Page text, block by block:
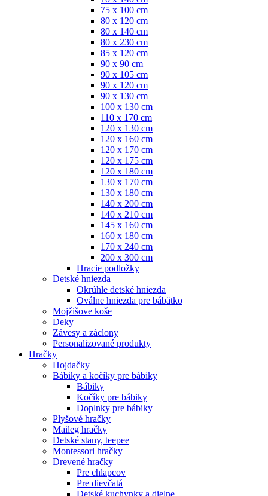
75 x 100 cm
80 x 120 cm
80 x 140 cm
80 x 230 cm
85 x 120 cm
90 x 90 cm
90 x 105 cm
90 x 120 cm
90 x 130 cm
100 x 130 cm
110 x 170 cm
120 x 130 cm
120 x 160 cm
120 x 170 cm
120 x 175 cm
120 x 180 cm
130 x 170 cm
130 x 180 cm
140 x 200 cm
140 x 210 cm
145 x 160 cm
160 x 180 cm
170 x 240 cm
200 x 300 cm
Hracie podložky
Detské hniezda
Okrúhle detské hniezda
Oválne hniezda pre bábätko
Mojžišove koše
Deky
Závesy a záclony
Personalizované produkty
Hračky
Hojdačky
Bábiky a kočíky pre bábiky
Bábiky
Kočíky pre bábiky
Doplnky pre bábiky
Plyšové hračky
Maileg hračky
Detské stany, teepee
Montessori hračky
Drevené hračky
Pre chlapcov
Pre dievčatá
Detské kuchynky a dielne